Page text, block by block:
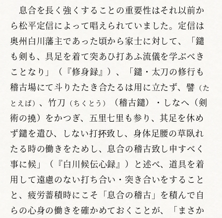
息合を長く強くすることの重要性はそれ以前か
ら松平定信によって唱えられていました。定信は
奥州白川藩主であった頃から家士に対して、「鑓
も剣も、具足を着て突あひ打あふ流儀を学ぶべき
ことなり」（『修身録』）、「鑓・太刀の修行も
稽古場にて斗りたたき合たるは用に立たず、譬 （た
とえば）、竹刀 （ちくとう）
（稽古鑓）・しなへ（剣
術の撓）をかつぎ、五里七里も参り、其足を休め
ず鑓を遣ひ、しない打抔致し、身体足腰の草臥れ
たる時の働きをためし、息合の稽古致し申すべく
事に候」（『白川候伝心録』）と述べ、道具を着
用して遠慮のない打ち合い・突き合いをすること
と、疲労蓄積時にこそ「息合の稽古」を積んで自
らの心身の働きを確かめておくことが、「まさか